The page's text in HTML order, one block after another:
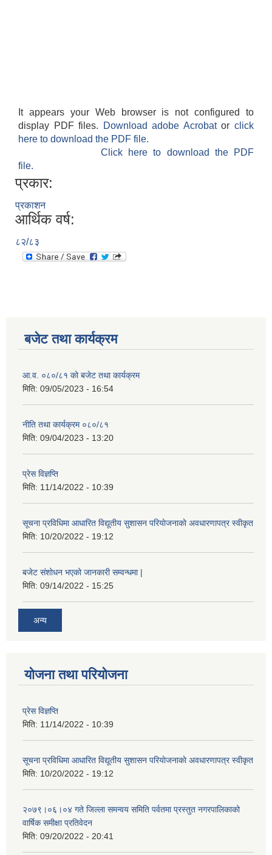
It appears your Web browser is not configured to
display PDF files.
Download adobe Acrobatorclick
here to download the PDF file.
Click here to download the PDF
file.
प्रकार:
प्रकाशन
आर्थिक वर्ष:
८२/८३
बजेट तथा कार्यक्रम
आ.व. ०८०/८१ को बजेट तथा कार्यक्रम
मिति: 09/05/2023 - 16:54
नीति तथा कार्यक्रम ०८०/८१
मिति: 09/04/2023 - 13:20
प्रेस विज्ञप्ति
मिति: 11/14/2022 - 10:39
सूचना प्रविधिमा आधारित विद्यूतीय सुशासन परियाेजनाकाे अवधारणापत्र स्वीकृत
मिति: 10/20/2022 - 19:12
बजेट संशोधन भएको जानकारी सम्वन्धमा |
मिति: 09/14/2022 - 15:25
अन्य
योजना तथा परियोजना
प्रेस विज्ञप्ति
मिति: 11/14/2022 - 10:39
सूचना प्रविधिमा आधारित विद्यूतीय सुशासन परियाेजनाकाे अवधारणापत्र स्वीकृत
मिति: 10/20/2022 - 19:12
२०७९।०६।०४ गते जिल्ला समन्वय समिति पर्वतमा प्रस्तुत नगरपालिकाको
वार्षिक समीक्षा प्रतिवेदन
मिति: 09/20/2022 - 20:41